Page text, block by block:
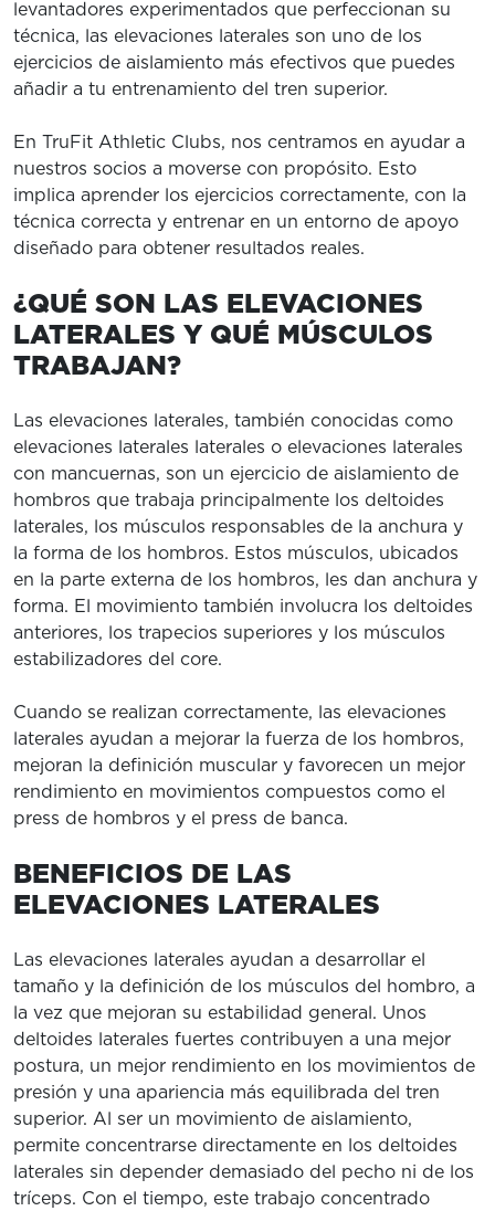
levantadores experimentados que perfeccionan su
técnica, las elevaciones laterales son uno de los
ejercicios de aislamiento más efectivos que puedes
añadir a tu entrenamiento del tren superior.
En TruFit Athletic Clubs, nos centramos en ayudar a
nuestros socios a moverse con propósito. Esto
implica aprender los ejercicios correctamente, con la
técnica correcta y entrenar en un entorno de apoyo
diseñado para obtener resultados reales.
¿QUÉ SON LAS ELEVACIONES
LATERALES Y QUÉ MÚSCULOS
TRABAJAN?
Las elevaciones laterales, también conocidas como
elevaciones laterales laterales o elevaciones laterales
con mancuernas, son un ejercicio de aislamiento de
hombros que trabaja principalmente los deltoides
laterales, los músculos responsables de la anchura y
la forma de los hombros. Estos músculos, ubicados
en la parte externa de los hombros, les dan anchura y
forma. El movimiento también involucra los deltoides
anteriores, los trapecios superiores y los músculos
estabilizadores del core.
Cuando se realizan correctamente, las elevaciones
laterales ayudan a mejorar la fuerza de los hombros,
mejoran la definición muscular y favorecen un mejor
rendimiento en movimientos compuestos como el
press de hombros y el press de banca.
BENEFICIOS DE LAS
ELEVACIONES LATERALES
Las elevaciones laterales ayudan a desarrollar el
tamaño y la definición de los músculos del hombro, a
la vez que mejoran su estabilidad general. Unos
deltoides laterales fuertes contribuyen a una mejor
postura, un mejor rendimiento en los movimientos de
presión y una apariencia más equilibrada del tren
superior. Al ser un movimiento de aislamiento,
permite concentrarse directamente en los deltoides
laterales sin depender demasiado del pecho ni de los
tríceps. Con el tiempo, este trabajo concentrado